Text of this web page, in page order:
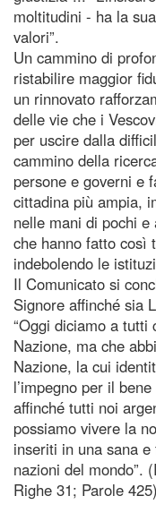
moltitudini - ha la
valori”.
Un cammino di
ristabilire maggior
un rinnovato
delle vie che i
per uscire dalla
cammino della
persone e governi e
cittadina più ampia,
nelle mani di pochi
che hanno fatto così
indebolendo le
Il Comunicato si
Signore affinché sia
“Oggi diciamo a tutti
Nazione, ma che
Nazione, la cui
l’impegno per il
affinché tutti noi
possiamo vivere la
inseriti in una sana
nazioni del mondo”.
Righe 31; Parole